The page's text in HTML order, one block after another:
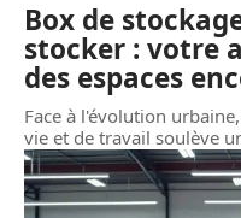
Box de
stocker : votre
des espaces
Face à l'évolution
vie et de travail soulève